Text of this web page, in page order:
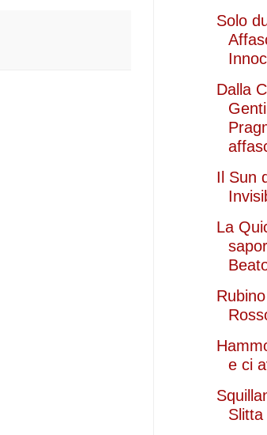
Solo
Dalla
Il Sun
La
e ci